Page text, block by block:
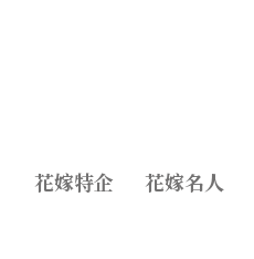
花嫁特企 花嫁名人